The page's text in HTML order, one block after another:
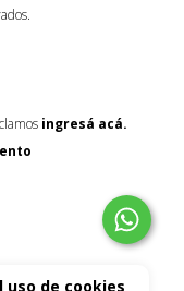
uso de cookies
ingresá acá.